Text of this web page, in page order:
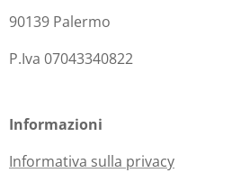
90139 Palermo
P.Iva 07043340822
Informazioni
Informativa sulla privacy